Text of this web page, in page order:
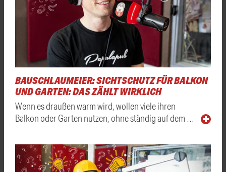
BAUSCHLAUMEIER: SICHTSCHUTZ FÜR BALKON
UND GARTEN: DAS ZÄHLT WIRKLICH
Wenn es draußen warm wird, wollen viele ihren
Balkon oder Garten nutzen, ohne ständig auf dem …